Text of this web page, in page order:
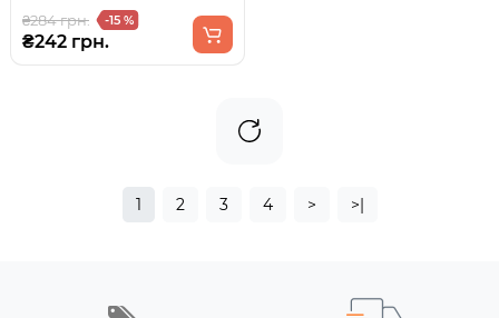
₴284 грн. -15 %
₴242 грн.
1 2 3 4 > >|